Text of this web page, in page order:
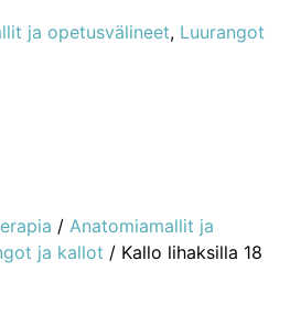
ja opetusvälineet, Luurangot
/ Anatomiamallit ja
ja kallot / Kallo lihaksilla 18